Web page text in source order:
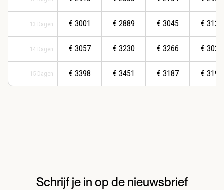
13 Dagen
14 Dagen
15 Dagen
€ 3001
€ 3057
€ 3398
€ 2889
€ 3230
€ 3451
€ 3045
€ 3266
€ 3187
€ 3123
€ 3021
€ 3199
Schrijf je in op de nieuwsbrief